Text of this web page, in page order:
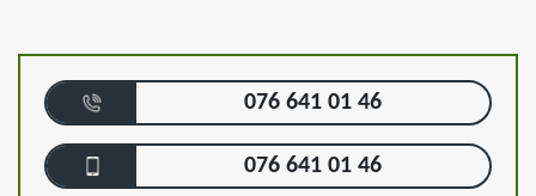
076 641 01 46
076 641 01 46